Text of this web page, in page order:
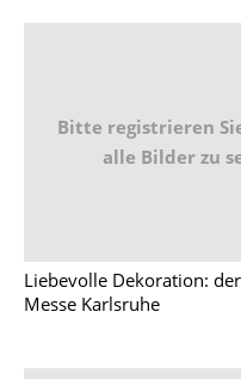
Bitte registrieren
alle Bilder zu
Liebevolle Dekoration:
Messe Karlsruhe